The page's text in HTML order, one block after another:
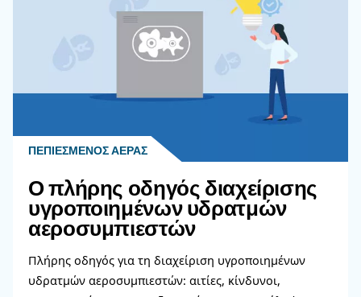
Μάθετε περισσότερα από τους ειδικούς μας!
Διαβάστε περισσότερα
θέματα